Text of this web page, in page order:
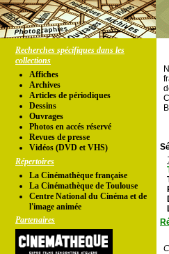
Recherches spécifiques dans les
collections
Affiches
Archives
Articles de périodiques
Dessins
Ouvrages
Photos en accés réservé
Revues de presse
Vidéos (DVD et VHS)
Répertoires
La Cinémathèque française
La Cinémathèque de Toulouse
Centre National du Cinéma et de
l'image animée
Partenaires